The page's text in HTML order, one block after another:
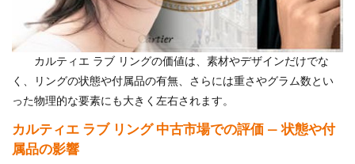
カルティエ ラブ リングの価値は、素材やデザインだけでな
く、リングの状態や付属品の有無、さらには重さやグラム数とい
った物理的な要素にも大きく左右されます。
カルティエ ラブ リング 中古市場での評価 — 状態や付
属品の影響